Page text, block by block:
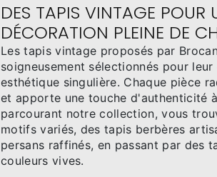
DES TAPIS VINTAGE POUR
DÉCORATION PLEINE DE
Les tapis vintage proposés par
soigneusement sélectionnés pour
esthétique singulière. Chaque pièce
et apporte une touche d'authenticité
parcourant notre collection, vous
motifs variés, des tapis berbères
persans raffinés, en passant par des
couleurs vives.